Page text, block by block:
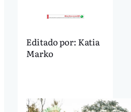
Editado por: Katia
Marko